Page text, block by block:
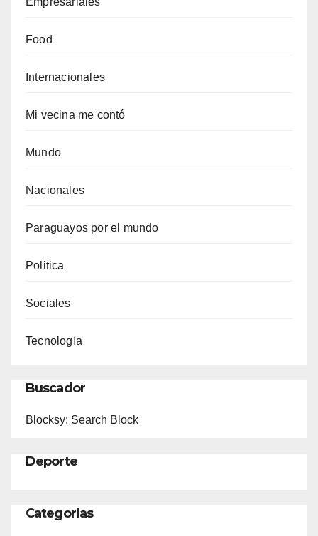
Food
Internacionales
Mi vecina me contó
Mundo
Nacionales
Paraguayos por el mundo
Politica
Sociales
Tecnología
Buscador
Blocksy: Search Block
Deporte
Categorias